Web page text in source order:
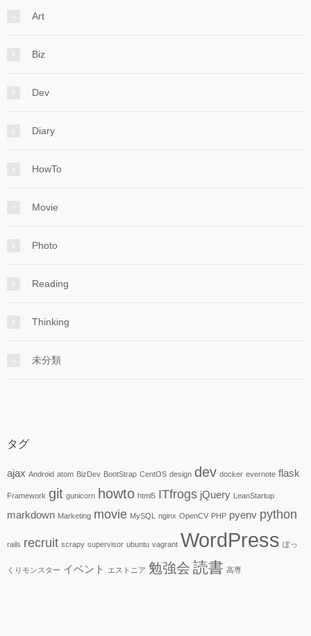
Art
Biz
Dev
Diary
HowTo
Movie
Photo
Reading
Thinking
未分類
タグ
ajax Android atom BizDev BootStrap CentOS design dev docker evernote flask
Framework git gunicorn howto html5 ITfrogs jQuery LeanStartup
markdown Marketing movie MySQL nginx OpenCV PHP pyenv python
rails recruit scrapy supervisor ubuntu vagrant WordPress ぽっ
くりモンスター イベント エストニア 勉強会 読書 高専